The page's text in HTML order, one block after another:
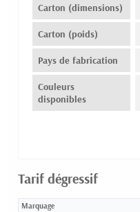
Carton (dimensions)
Carton (poids)
Pays de fabrication
Couleurs
disponibles
Tarif dégressif
Marquage